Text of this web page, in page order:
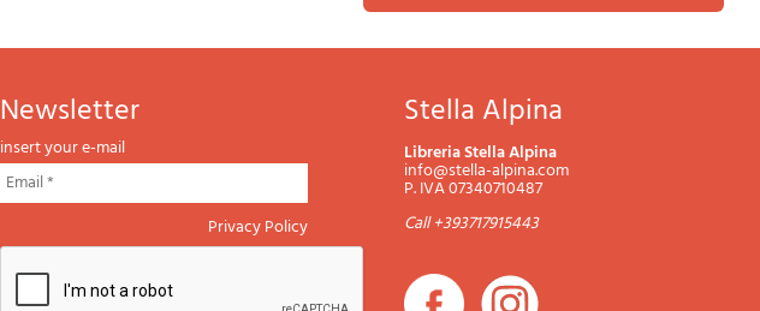
newsletter
insert your e-mail
Privacy Policy
Stella Alpina
Libreria Stella Alpina
info@stella-alpina.com
P. IVA 07340710487
Call +393717915443